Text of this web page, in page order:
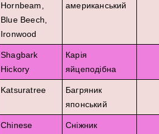
Hornbeam,
Blue Beech,
Ironwood
американський
Shagbark
Hickory
Карія
яйцеподібна
Katsuratree
Багряник
японський
Chinese
Сніжник